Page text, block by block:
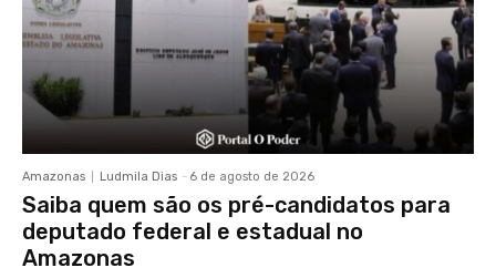
Amazonas Ludmila Dias - 6 de agosto de 2026
Saiba quem são os pré-candidatos para
deputado federal e estadual no
Amazonas